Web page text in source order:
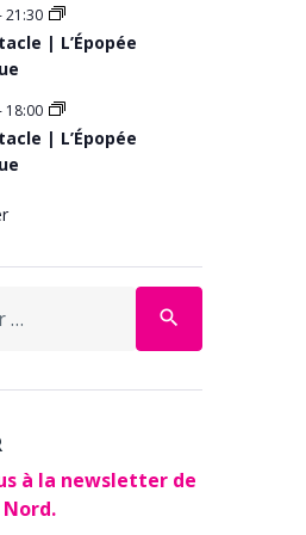
21:30
| L’Épopée
18:00
| L’Épopée
search
à la newsletter de
Nord.